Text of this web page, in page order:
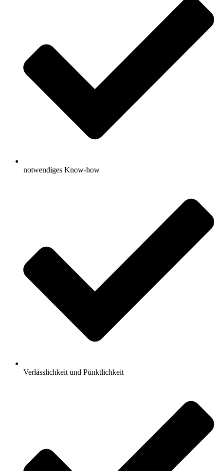
notwendiges Know-how
Verlässlichkeit und Pünktlichkeit